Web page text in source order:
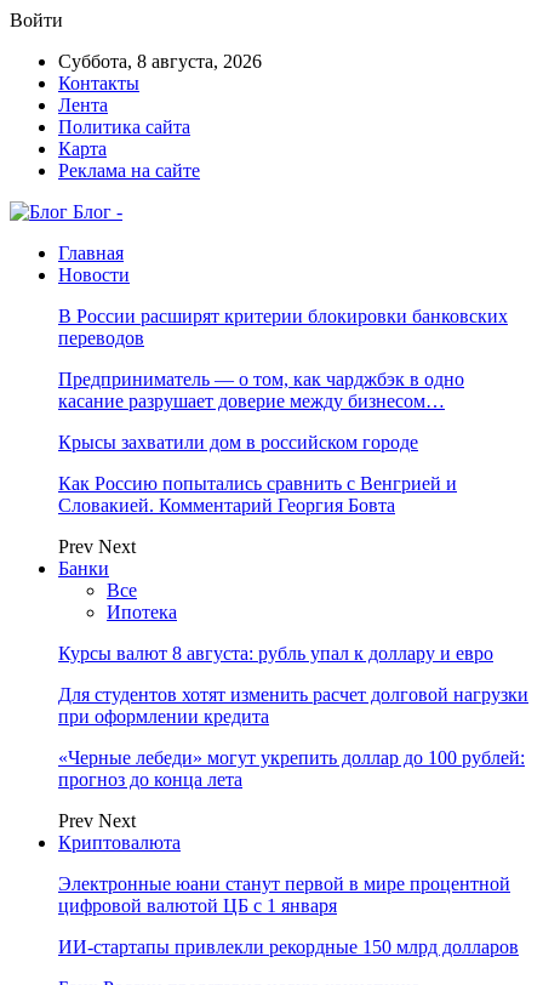
Войти
Суббота, 8 августа, 2026
Контакты
Лента
Политика сайта
Карта
Реклама на сайте
Блог -
Главная
Новости
В России расширят критерии блокировки банковских
переводов
Предприниматель — о том, как чарджбэк в одно
касание разрушает доверие между бизнесом…
Крысы захватили дом в российском городе
Как Россию попытались сравнить с Венгрией и
Словакией. Комментарий Георгия Бовта
Prev Next
Банки
Все
Ипотека
Курсы валют 8 августа: рубль упал к доллару и евро
Для студентов хотят изменить расчет долговой нагрузки
при оформлении кредита
«Черные лебеди» могут укрепить доллар до 100 рублей:
прогноз до конца лета
Prev Next
Криптовалюта
Электронные юани станут первой в мире процентной
цифровой валютой ЦБ с 1 января
ИИ-стартапы привлекли рекордные 150 млрд долларов